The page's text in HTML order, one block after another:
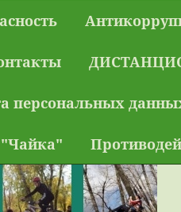
персональных